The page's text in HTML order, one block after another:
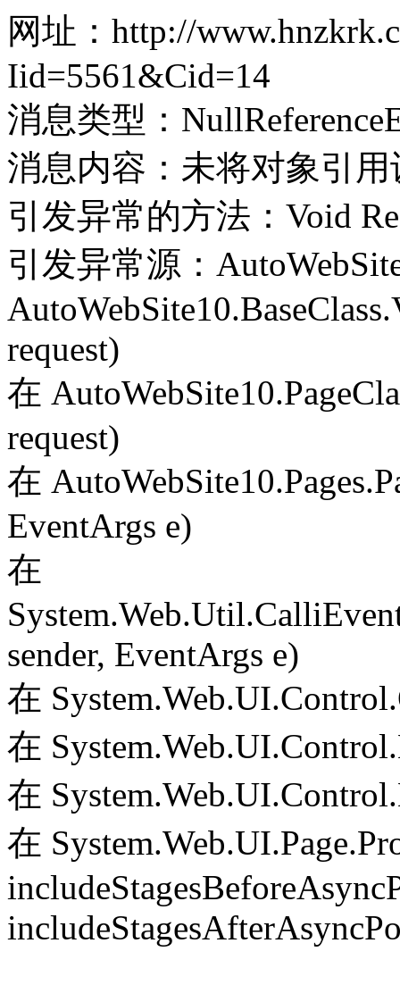
网址：http://
Iid=5561&Cid=14
消息类型：
消息内容：未将对象引
引发异常的方法：Void
引发异常源：
request)
在
request)
在
EventArgs e)
在
sender, EventArgs e)
在
在
在
在